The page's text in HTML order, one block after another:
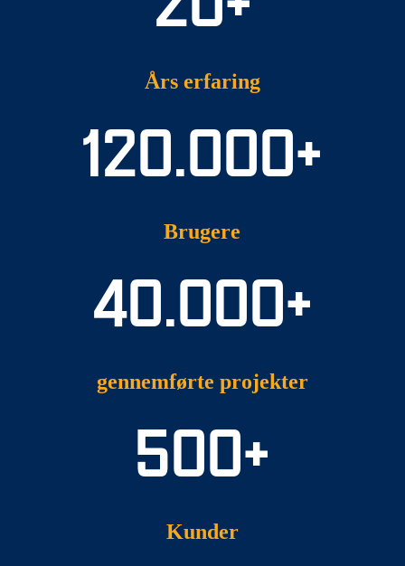
Års erfaring
120.000+
Brugere
40.000+
gennemførte projekter
500+
Kunder